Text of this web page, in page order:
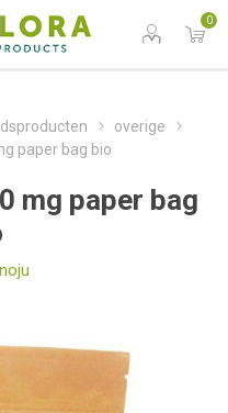
0
overige
paper bag bio
mg paper bag